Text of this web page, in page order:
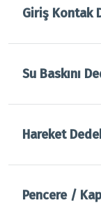
Giriş Kontak
Su Baskını
Hareket
Pencere /